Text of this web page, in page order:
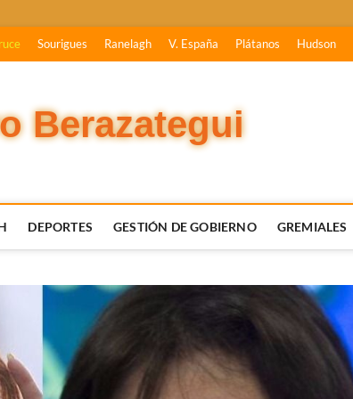
Sourigues Ranelagh V. España Plátanos Hudson
Berazategui
DEPORTES GESTIÓN DE GOBIERNO GREMIALES